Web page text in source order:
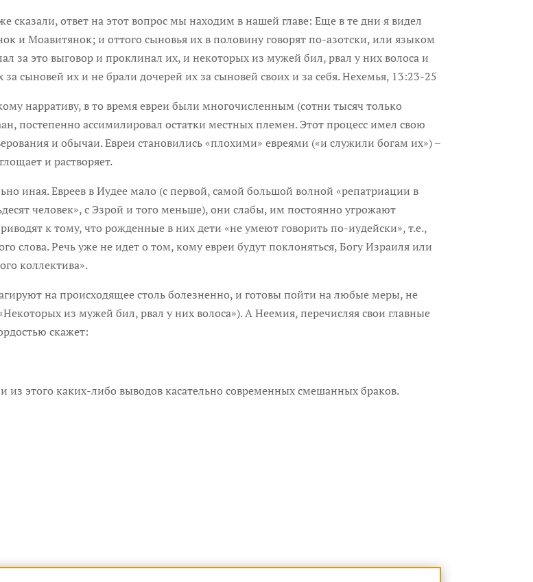
ответ на этот вопрос мы находим в нашей главе: Еще в те дни я видел
и Моавитянок; и оттого сыновья их в половину говорят по-азотски, или языком
за это выговор и проклинал их, и некоторых из мужей бил, рвал у них волоса и
сыновей их и не брали дочерей их за сыновей своих и за себя. Нехемья, 13:23-25
нарративу, в то время евреи были многочисленным (сотни тысяч только
постепенно ассимилировал остатки местных племен. Этот процесс имел свою
и обычаи. Евреи становились «плохими» евреями («и служили богам их») –
и растворяет.
иная. Евреев в Иудее мало (с первой, самой большой волной «репатриации в
человек», с Эзрой и того меньше), они слабы, им постоянно угрожают
к тому, что рожденные в них дети «не умеют говорить по-иудейски», т.е.,
слова. Речь уже не идет о том, кому евреи будут поклоняться, Богу Израиля или
коллектива».
на происходящее столь болезненно, и готовы пойти на любые меры, не
из мужей бил, рвал у них волоса»). A Неемия, перечисляя свои главные
скажет:
из этого каких-либо выводов касательно современных смешанных браков.